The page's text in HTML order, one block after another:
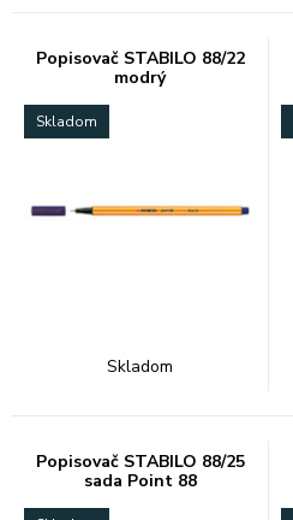
Popisovač STABILO 88/22
modrý
Skladom
Skladom
Popisovač STABILO 88/25
sada Point 88